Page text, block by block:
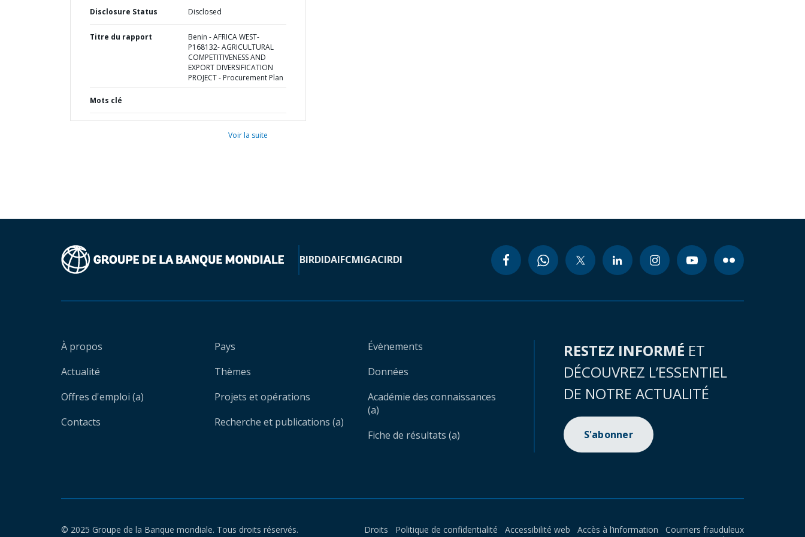
Disclosure Status Disclosed
Titre du rapport
Benin - AFRICA WEST-
P168132- AGRICULTURAL
COMPETITIVENESS AND
EXPORT DIVERSIFICATION
PROJECT - Procurement Plan
Mots clé
Voir la suite
BIRDIDAIFCMIGACIRDI
À propos
Actualité
Offres d'emploi (a)
Contacts
Pays
Thèmes
Projets et opérations
Recherche et publications (a)
Évènements
Données
Académie des connaissances
(a)
Fiche de résultats (a)
RESTEZ INFORMÉ ET
DÉCOUVREZ L’ESSENTIEL
DE NOTRE ACTUALITÉ
S'abonner
© 2025 Groupe de la Banque mondiale. Tous droits réservés. Droits Politique de confidentialité Accessibilité web Accès à l’information
Courriers frauduleux